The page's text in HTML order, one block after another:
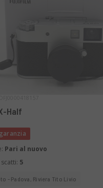
Half
Pari al nuovo
5
- Padova, Riviera Tito Livio